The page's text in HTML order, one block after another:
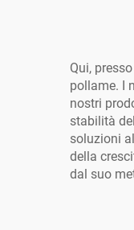
Qui,
pollame. I
nostri
stabilità
soluzioni
della
dal suo